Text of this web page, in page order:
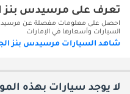
تعرف على مرسيدس بنز
احصل على معلومات مفصلة عن
السيارات وأسعارها في الإمارات
شاهد السيارات مرسيدس بنز
لا يوجد سيارات بهذه